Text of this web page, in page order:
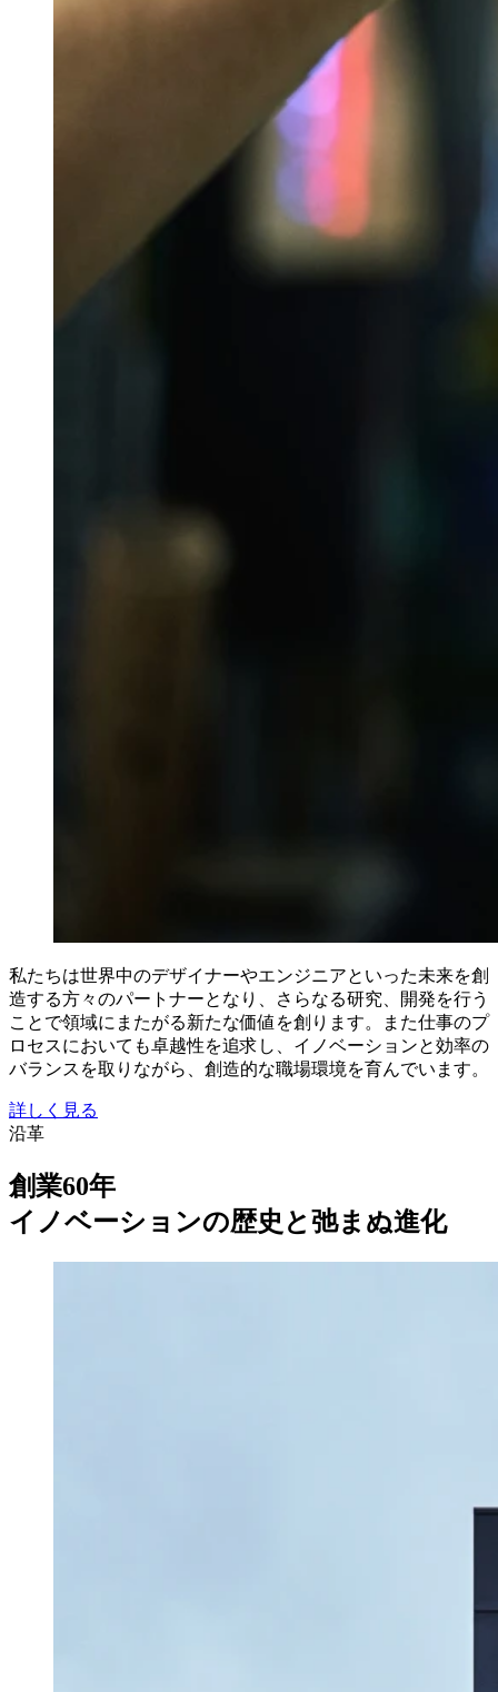
私たちは世界中のデザイナーやエンジニアといった未来を創
造する方々のパートナーとなり、さらなる研究、開発を行う
ことで領域にまたがる新たな価値を創ります。また仕事のプ
ロセスにおいても卓越性を追求し、イノベーションと効率の
バランスを取りながら、創造的な職場環境を育んでいます。
詳しく見る
沿革
創業60年
イノベーションの歴史と弛まぬ進化